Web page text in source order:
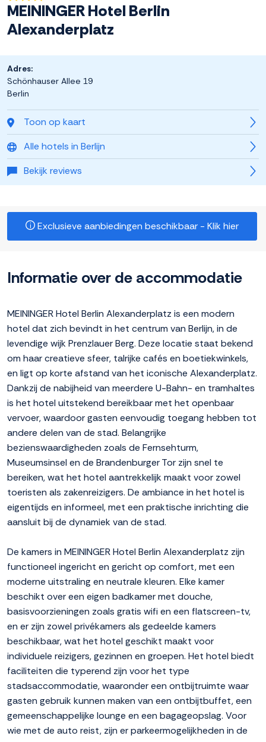
MEININGER Hotel Berlin
Alexanderplatz
Toon op kaart
Alle hotels in Berlijn
Bekijk reviews
Adres:
Schönhauser Allee 19
Berlin
Exclusieve aanbiedingen beschikbaar - Klik hier
Informatie over de accommodatie
MEININGER Hotel Berlin Alexanderplatz is een modern
hotel dat zich bevindt in het centrum van Berlijn, in de
levendige wijk Prenzlauer Berg. Deze locatie staat bekend
om haar creatieve sfeer, talrijke cafés en boetiekwinkels,
en ligt op korte afstand van het iconische Alexanderplatz.
Dankzij de nabijheid van meerdere U-Bahn- en tramhaltes
is het hotel uitstekend bereikbaar met het openbaar
vervoer, waardoor gasten eenvoudig toegang hebben tot
andere delen van de stad. Belangrijke
bezienswaardigheden zoals de Fernsehturm,
Museumsinsel en de Brandenburger Tor zijn snel te
bereiken, wat het hotel aantrekkelijk maakt voor zowel
toeristen als zakenreizigers. De ambiance in het hotel is
eigentijds en informeel, met een praktische inrichting die
aansluit bij de dynamiek van de stad.
De kamers in MEININGER Hotel Berlin Alexanderplatz zijn
functioneel ingericht en gericht op comfort, met een
moderne uitstraling en neutrale kleuren. Elke kamer
beschikt over een eigen badkamer met douche,
basisvoorzieningen zoals gratis wifi en een flatscreen-tv,
en er zijn zowel privékamers als gedeelde kamers
beschikbaar, wat het hotel geschikt maakt voor
individuele reizigers, gezinnen en groepen. Het hotel biedt
faciliteiten die typerend zijn voor het type
stadsaccommodatie, waaronder een ontbijtruimte waar
gasten gebruik kunnen maken van een ontbijtbuffet, een
gemeenschappelijke lounge en een bagageopslag. Voor
wie met de auto reist, zijn er parkeermogelijkheden in de